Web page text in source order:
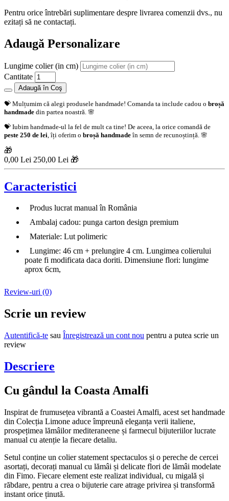
Pentru orice întrebări suplimentare despre livrarea comenzii dvs., nu
ezitați să ne contactați.
Adaugă Personalizare
Lungime colier (in cm)
Cantitate
Adaugă în Coş
💝 Mulțumim că alegi produsele handmade! Comanda ta include cadou o broșă
handmade din partea noastră. 🌸
💝 Iubim handmade-ul la fel de mult ca tine! De aceea, la orice comandă de
peste 250 de lei , îți oferim o broșă handmadeîn semn de recunoștință. 🌸
🎁
0,00 Lei 250,00 Lei 🎁
Caracteristici
Produs lucrat manual în România
Ambalaj cadou: punga carton design premium
Materiale: Lut polimeric
Lungime: 46 cm + prelungire 4 cm. Lungimea colierului
poate fi modificata daca doriti. Dimensiune flori: lungime
aprox 6cm,
Review-uri (0)
Scrie un review
Autentifică-te sau Înregistrează un cont nou pentru a putea scrie un
review
Descriere
Cu gândul la Coasta Amalfi
Inspirat de frumusețea vibrantă a Coastei Amalfi, acest set handmade
din Colecția Limone aduce împreună eleganța verii italiene,
prospețimea lămâilor mediteraneene și farmecul bijuteriilor lucrate
manual cu atenție la fiecare detaliu.
Setul conține un colier statement spectaculos și o pereche de cercei
asortați, decorați manual cu lămâi și delicate flori de lămâi modelate
din Fimo. Fiecare element este realizat individual, cu migală și
răbdare, pentru a crea o bijuterie care atrage privirea și transformă
instant orice ținută.